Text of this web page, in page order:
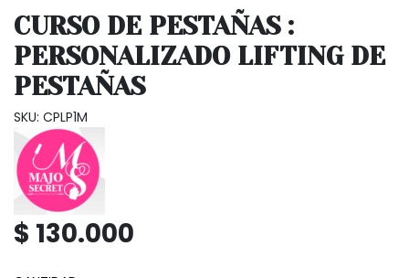
CURSO DE PESTAÑAS :
PERSONALIZADO LIFTING DE
PESTAÑAS
SKU: CPLP1M
$ 130.000